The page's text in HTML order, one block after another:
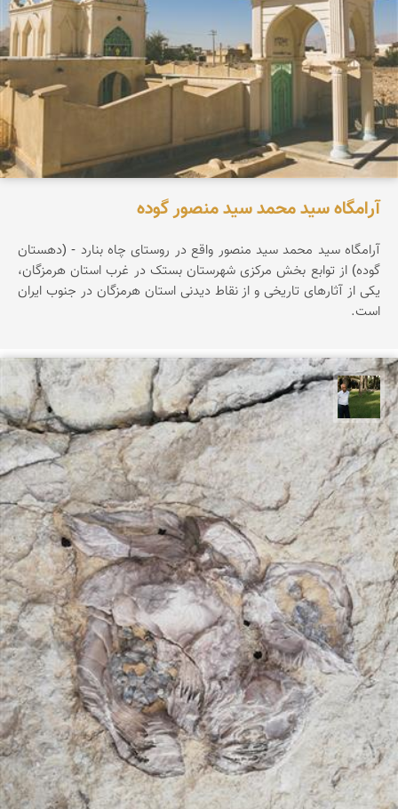
آرامگاه سید محمد سید منصور گوده
آرامگاه سید محمد سید منصور واقع در روستای چاه بنارد - (دهستان
گوده) از توابع بخش مرکزی شهرستان بستک در غرب استان هرمزگان،
یکی از آثارهای تاریخی و از نقاط دیدنی استان هرمزگان در جنوب ایران
است.
عبدل شعبانی